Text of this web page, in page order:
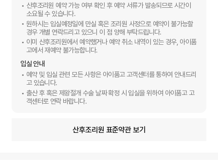
산후조리원 예약 가능 여부 확인 후 예약 서류가 발송되므로 시간이
소요될 수 있습니다.
원하시는 입실예정일에 만실 혹은 조리원 사정으로 예약이 불가능할
경우 개별 연락드리고 있으니 이 점 양해 부탁드립니다.
이미 산후조리원에서 예약했거나 예약 취소 내역이 있는 경우, 아이품
고에서 재예약 불가능합니다.
입실 안내
예약 및 입실 관련 모든 사항은 아이품고 고객센터를 통하여 안내드리
고 있습니다.
출산 후 혹은 제왕절개 수술 날짜 확정 시 입실을 위하여 아이품고 고
객센터로 연락 바랍니다.
산후조리원 표준약관 보기